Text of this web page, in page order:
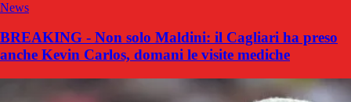
News
BREAKING - Non solo Maldini: il Cagliari ha preso
anche Kevin Carlos, domani le visite mediche